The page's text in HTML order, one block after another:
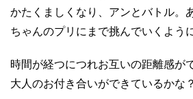
かたくましくなり、アンとバトル。
ちゃんのプリにまで挑んでいくよう
時間が経つにつれお互いの距離感が
大人のお付き合いができているかな